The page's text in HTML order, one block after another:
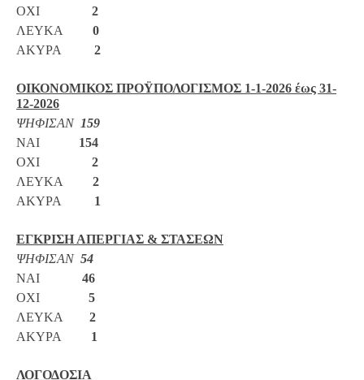
ΟΧΙ 2
ΛΕΥΚΑ 0
ΑΚΥΡΑ 2
ΟΙΚΟΝΟΜΙΚΟΣ ΠΡΟΫΠΟΛΟΓΙΣΜΟΣ 1-1-2026 έως 31-
12-2026
ΨΗΦΙΣΑΝ 159
ΝΑΙ 154
ΟΧΙ 2
ΛΕΥΚΑ 2
ΑΚΥΡΑ 1
ΕΓΚΡΙΣΗ ΑΠΕΡΓΙΑΣ & ΣΤΑΣΕΩΝ
ΨΗΦΙΣΑΝ 54
ΝΑΙ 46
ΟΧΙ 5
ΛΕΥΚΑ 2
ΑΚΥΡΑ 1
ΛΟΓΟΔΟΣΙΑ